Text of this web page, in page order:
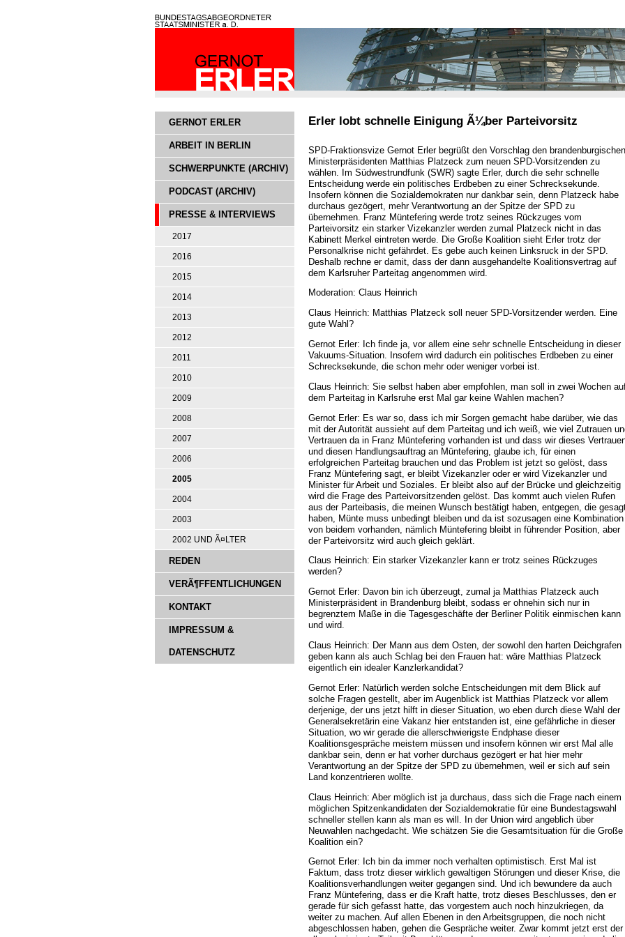
GERNOT ERLER
ARBEIT IN BERLIN
SCHWERPUNKTE (ARCHIV)
PODCAST (ARCHIV)
PRESSE & INTERVIEWS
2017
2016
2015
2014
2013
2012
2011
2010
2009
2008
2007
2006
2005
2004
2003
2002 UND Ã¤LTER
REDEN
VERÃ¶FFENTLICHUNGEN
KONTAKT
IMPRESSUM &
DATENSCHUTZ
Erler lobt schnelle Einigung Ã¼ber Parteivorsitz
SPD-Fraktionsvize Gernot Erler begrüßt den Vorschlag den brandenburgischen
Ministerpräsidenten Matthias Platzeck zum neuen SPD-Vorsitzenden zu
wählen. Im Südwestrundfunk (SWR) sagte Erler, durch die sehr schnelle
Entscheidung werde ein politisches Erdbeben zu einer Schrecksekunde.
Insofern können die Sozialdemokraten nur dankbar sein, denn Platzeck habe
durchaus gezögert, mehr Verantwortung an der Spitze der SPD zu
übernehmen. Franz Müntefering werde trotz seines Rückzuges vom
Parteivorsitz ein starker Vizekanzler werden zumal Platzeck nicht in das
Kabinett Merkel eintreten werde. Die Große Koalition sieht Erler trotz der
Personalkrise nicht gefährdet. Es gebe auch keinen Linksruck in der SPD.
Deshalb rechne er damit, dass der dann ausgehandelte Koalitionsvertrag auf
dem Karlsruher Parteitag angenommen wird.
Moderation: Claus Heinrich
Claus Heinrich: Matthias Platzeck soll neuer SPD-Vorsitzender werden. Eine
gute Wahl?
Gernot Erler: Ich finde ja, vor allem eine sehr schnelle Entscheidung in dieser
Vakuums-Situation. Insofern wird dadurch ein politisches Erdbeben zu einer
Schrecksekunde, die schon mehr oder weniger vorbei ist.
Claus Heinrich: Sie selbst haben aber empfohlen, man soll in zwei Wochen
dem Parteitag in Karlsruhe erst Mal gar keine Wahlen machen?
Gernot Erler: Es war so, dass ich mir Sorgen gemacht habe darüber, wie das
mit der Autorität aussieht auf dem Parteitag und ich weiß, wie viel Zutrauen
Vertrauen da in Franz Müntefering vorhanden ist und dass wir dieses
und diesen Handlungsauftrag an Müntefering, glaube ich, für einen
erfolgreichen Parteitag brauchen und das Problem ist jetzt so gelöst, dass
Franz Müntefering sagt, er bleibt Vizekanzler oder er wird Vizekanzler und
Minister für Arbeit und Soziales. Er bleibt also auf der Brücke und gleichzeitig
wird die Frage des Parteivorsitzenden gelöst. Das kommt auch vielen Rufen
aus der Parteibasis, die meinen Wunsch bestätigt haben, entgegen, die
haben, Münte muss unbedingt bleiben und da ist sozusagen eine Kombination
von beidem vorhanden, nämlich Müntefering bleibt in führender Position, aber
der Parteivorsitz wird auch gleich geklärt.
Claus Heinrich: Ein starker Vizekanzler kann er trotz seines Rückzuges
werden?
Gernot Erler: Davon bin ich überzeugt, zumal ja Matthias Platzeck auch
Ministerpräsident in Brandenburg bleibt, sodass er ohnehin sich nur in
begrenztem Maße in die Tagesgeschäfte der Berliner Politik einmischen kann
und wird.
Claus Heinrich: Der Mann aus dem Osten, der sowohl den harten Deichgrafen
geben kann als auch Schlag bei den Frauen hat: wäre Matthias Platzeck
eigentlich ein idealer Kanzlerkandidat?
Gernot Erler: Natürlich werden solche Entscheidungen mit dem Blick auf
solche Fragen gestellt, aber im Augenblick ist Matthias Platzeck vor allem
derjenige, der uns jetzt hilft in dieser Situation, wo eben durch diese Wahl der
Generalsekretärin eine Vakanz hier entstanden ist, eine gefährliche in dieser
Situation, wo wir gerade die allerschwierigste Endphase dieser
Koalitionsgespräche meistern müssen und insofern können wir erst Mal alle
dankbar sein, denn er hat vorher durchaus gezögert er hat hier mehr
Verantwortung an der Spitze der SPD zu übernehmen, weil er sich auf sein
Land konzentrieren wollte.
Claus Heinrich: Aber möglich ist ja durchaus, dass sich die Frage nach einem
möglichen Spitzenkandidaten der Sozialdemokratie für eine Bundestagswahl
schneller stellen kann als man es will. In der Union wird angeblich über
Neuwahlen nachgedacht. Wie schätzen Sie die Gesamtsituation für die Große
Koalition ein?
Gernot Erler: Ich bin da immer noch verhalten optimistisch. Erst Mal ist
Faktum, dass trotz dieser wirklich gewaltigen Störungen und dieser Krise, die
Koalitionsverhandlungen weiter gegangen sind. Und ich bewundere da auch
Franz Müntefering, dass er die Kraft hatte, trotz dieses Beschlusses, den er
gerade für sich gefasst hatte, das vorgestern auch noch hinzukriegen, da
weiter zu machen. Auf allen Ebenen in den Arbeitsgruppen, die noch nicht
abgeschlossen haben, gehen die Gespräche weiter. Zwar kommt jetzt erst der